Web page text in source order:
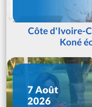
Côte d'Ivoire-
Koné
7 Août
2026